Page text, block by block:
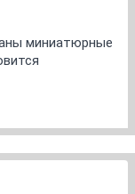
миниатюрные